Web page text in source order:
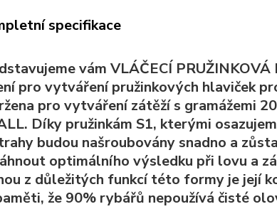
specifikace
vám VLÁČECÍ
pro vytváření pružinkových hlaviček
pro vytváření zátěží s gramážemi
Díky pružinkám S1, kterými
budou našroubovány snadno a
optimálního výsledku při lovu a
z důležitých funkcí této formy je její
že 90% rybářů nepoužívá čisté